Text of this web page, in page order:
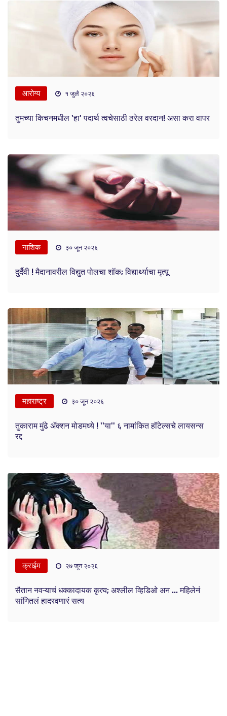
आरोग्य १ जुलै २०२६
तुमच्या किचनमधील 'हा' पदार्थ त्वचेसाठी ठरेल वरदान! असा करा वापर
नाशिक ३० जून २०२६
दुर्दैवी ! मैदानावरील विद्युत पोलचा शॉक; विद्यार्थ्याचा मृत्यू
महाराष्ट्र ३० जून २०२६
तुकाराम मुंढे ॲक्शन मोडमध्ये ! ''या'' ६ नामांकित हॉटेल्सचे लायसन्स
रद्द
क्राईम २७ जून २०२६
सैतान नवऱ्याचं धक्कादायक कृत्य; अश्लील व्हिडिओ अन ... महिलेनं
सांगितलं हादरवणारं सत्य